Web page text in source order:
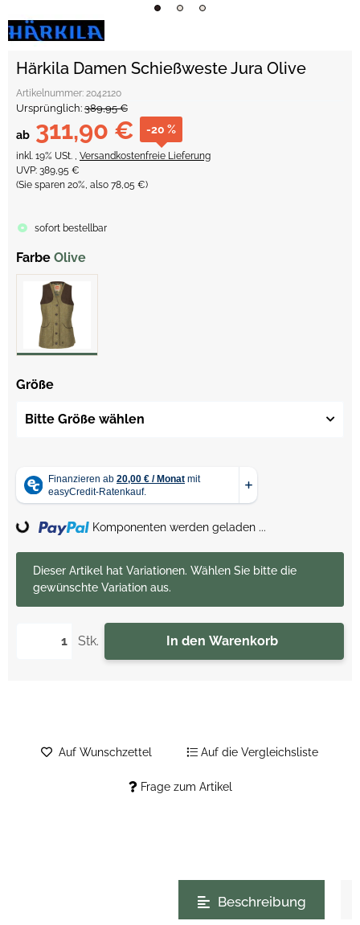
Härkila Damen Schießweste Jura Olive
Artikelnummer: 2042120
Ursprünglich: 389,95 €
ab 311,90 € -20 %
inkl. 19% USt. , Versandkostenfreie Lieferung
UVP: 389,95 €
(Sie sparen 20%, also 78,05 €)
sofort bestellbar
Farbe Olive
Größe
Bitte Größe wählen
Stk. In den Warenkorb
xDieser Artikel hat Variationen. Wählen Sie bitte die
gewünschte Variation aus.
Loading... Komponenten werden geladen ...
Frage zum Artikel
Auf Wunschzettel Auf die Vergleichsliste
Beschreibung